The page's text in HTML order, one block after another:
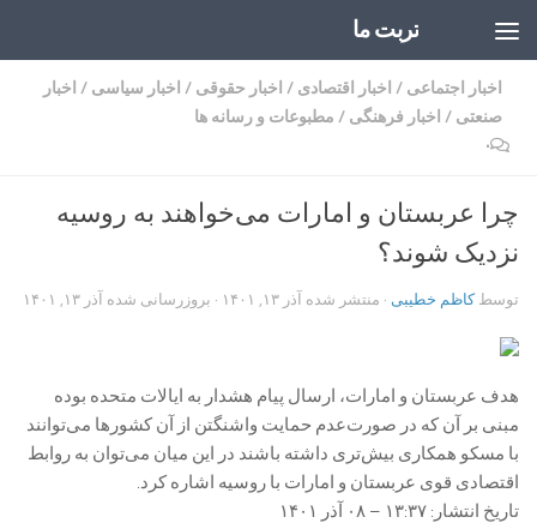
تربت ما
اخبار اجتماعی / اخبار اقتصادی / اخبار حقوقی / اخبار سیاسی / اخبار
صنعتی / اخبار فرهنگی / مطبوعات و رسانه ها
۰
چرا عربستان و امارات می‌خواهند به روسیه
نزدیک شوند؟
توسطکاظم خطیبی · منتشر شده آذر ۱۳, ۱۴۰۱ · بروزرسانی شده آذر ۱۳, ۱۴۰۱
هدف عربستان و امارات، ارسال پیام هشدار به ایالات متحده بوده
مبنی بر آن که در صورت‌عدم حمایت واشنگتن از آن کشور‌ها می‌توانند
با مسکو همکاری بیش‌تری داشته باشند در این میان می‌توان به روابط
اقتصادی قوی عربستان و امارات با روسیه اشاره کرد.
تاریخ انتشار: ۱۳:۳۷ – ۰۸ آذر ۱۴۰۱